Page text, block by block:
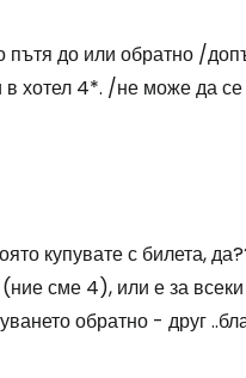
до или обратно /
хотел 4*. /не може да
купувате с билета,
сме 4), или е за
обратно - друг